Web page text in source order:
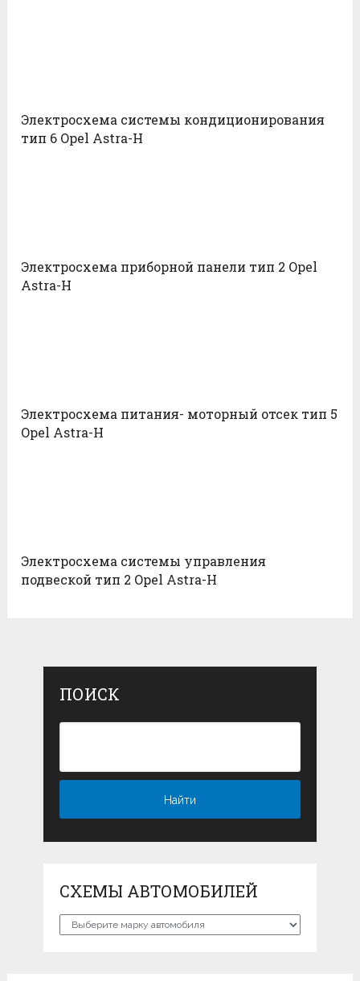
Электросхема системы кондиционирования
тип 6 Opel Astra-H
Электросхема приборной панели тип 2 Opel
Astra-H
Электросхема питания- моторный отсек тип 5
Opel Astra-H
Электросхема системы управления
подвеской тип 2 Opel Astra-H
ПОИСК
СХЕМЫ АВТОМОБИЛЕЙ
Схемы